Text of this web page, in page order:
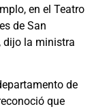
en el Teatro
de San
dijo la ministra
de
que